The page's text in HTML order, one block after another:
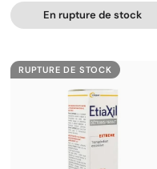
En rupture de stock
RUPTURE DE STOCK